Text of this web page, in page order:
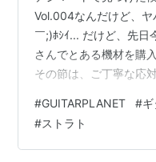
Vol.004なんだけど、
￣;)ﾎｼｲ... だけど、先日
さんでとある機材を購
その節は、ご丁寧な応
具合がカッコ良すぎぃ
ったカラーなんだけど
った。 もう10年くら
#GUITARPLANET #
#ストラト